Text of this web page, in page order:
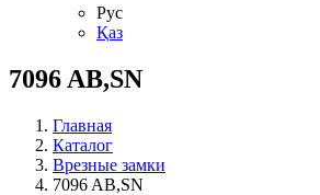
Рус
Қаз
7096 AB,SN
Главная
Каталог
Врезные замки
7096 AB,SN